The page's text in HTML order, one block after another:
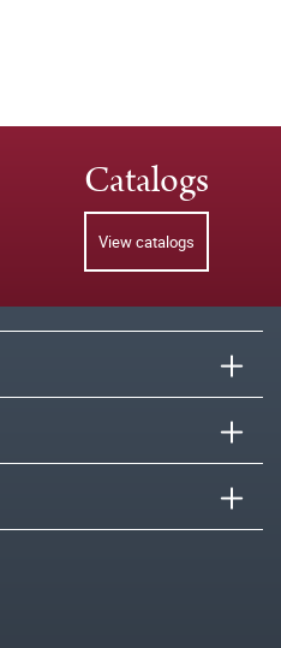
Catalogs
View catalogs